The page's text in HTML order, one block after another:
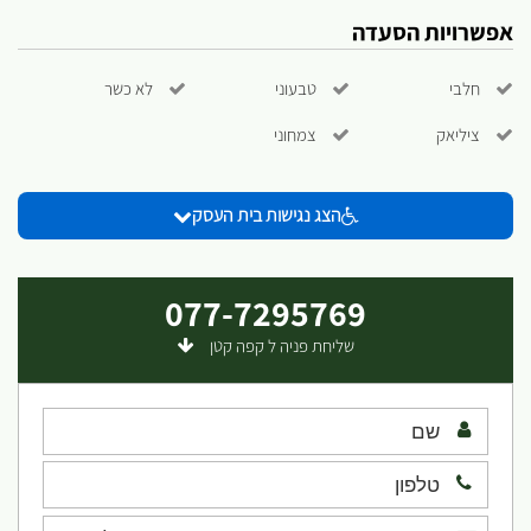
אפשרויות הסעדה
חלבי טבעוני לא כשר
ציליאק צמחוני
הצג נגישות בית העסק
077-7295769
שליחת פניה ל קפה קטן